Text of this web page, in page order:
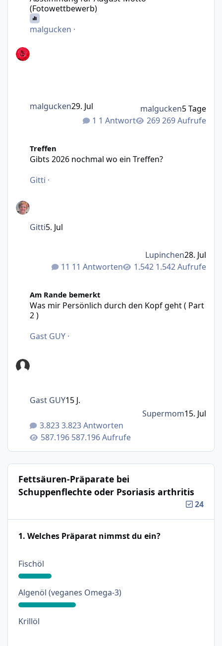
(Fotowettbewerb)
malgucken ·
1 Antwort 269 Aufrufe
malgucken29. Jul malgucken5 Tage
Treffen
Gibts 2026 nochmal wo ein Treffen?
Gitti ·
11 Antworten 1.542 Aufrufe
Gitti5. Jul
Lupinchen28. Jul
Am Rande bemerkt
Was mir Persönlich durch den Kopf geht ( Part
2 )
Gast GUY ·
3.823 Antworten
587.196 Aufrufe
Gast GUY15 J.
Supermom15. Jul
Fettsäuren-Präparate bei
Schuppenflechte oder Psoriasis arthritis
24
1. Welches Präparat nimmst du ein?
Fischöl: 18%
Algenöl (veganes Omega-3): 31%
Krillöl: 0%